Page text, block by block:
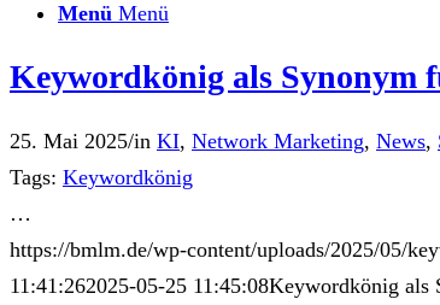
Menü Menü
Keywordkönig als Synonym
25. Mai 2025/in KI, Network Marketing, News,
Tags: Keywordkönig
…
https://bmlm.de/wp-content/uploads/2025/05/
11:41:262025-05-25 11:45:08Keywordkönig als